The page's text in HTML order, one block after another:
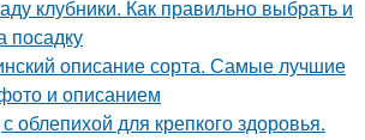
клубники. Как правильно выбрать и
посадку
описание сорта. Самые лучшие
и описанием
облепихой для крепкого здоровья.